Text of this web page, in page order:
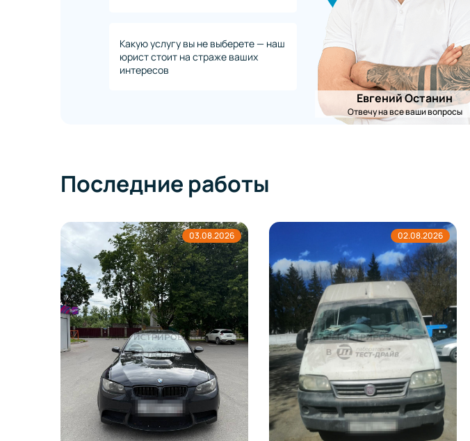
Какую услугу вы не выберете — наш
юрист стоит на страже ваших
интересов
Евгений Останин
Отвечу на все ваши вопросы
Последние работы
03.08.2026 02.08.2026
Переоборудование
на УРАЛ 55571 в Курске